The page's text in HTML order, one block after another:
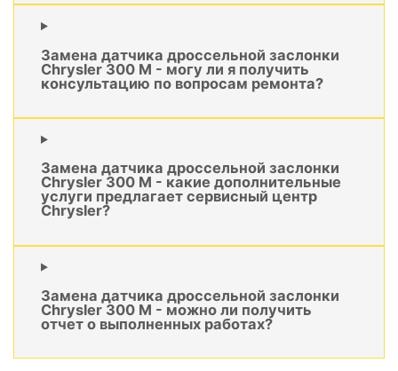
Замена датчика дроссельной заслонки
Chrysler 300 M - могу ли я получить
консультацию по вопросам ремонта?
Замена датчика дроссельной заслонки
Chrysler 300 M - какие дополнительные
услуги предлагает сервисный центр
Chrysler?
Замена датчика дроссельной заслонки
Chrysler 300 M - можно ли получить
отчет о выполненных работах?